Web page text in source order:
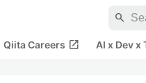
search
Qiita Careers open_in_new AI x Dev x